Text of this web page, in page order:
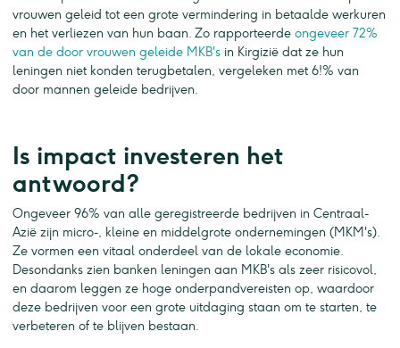
vrouwen geleid tot een grote vermindering in betaalde werkuren
en het verliezen van hun baan. Zo rapporteerde ongeveer 72%
van de door vrouwen geleide MKB's in Kirgizië dat ze hun
leningen niet konden terugbetalen, vergeleken met 6!% van
door mannen geleide bedrijven.
Is impact investeren het
antwoord?
Ongeveer 96% van alle geregistreerde bedrijven in Centraal-
Azië zijn micro-, kleine en middelgrote ondernemingen (MKM's).
Ze vormen een vitaal onderdeel van de lokale economie.
Desondanks zien banken leningen aan MKB's als zeer risicovol,
en daarom leggen ze hoge onderpandvereisten op, waardoor
deze bedrijven voor een grote uitdaging staan om te starten, te
verbeteren of te blijven bestaan.